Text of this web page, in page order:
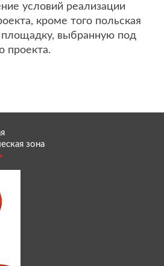
условий реализации
кроме того польская
площадку, выбранную под
проекта.
зона